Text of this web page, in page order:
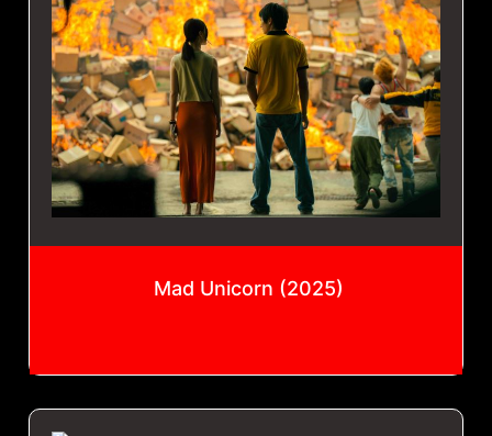
Mad Unicorn (2025)